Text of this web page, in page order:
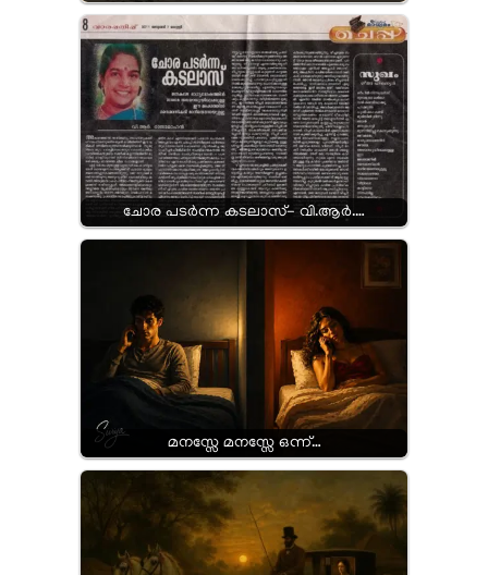
ചോര പടർന്ന കടലാസ്- വി.ആർ.…
മനസ്സേ മനസ്സേ ഒന്ന്…